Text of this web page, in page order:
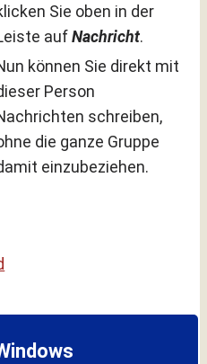
Sie oben in der
aufNachricht.
können Sie direkt mit
Person
schreiben,
die ganze Gruppe
einzubeziehen.